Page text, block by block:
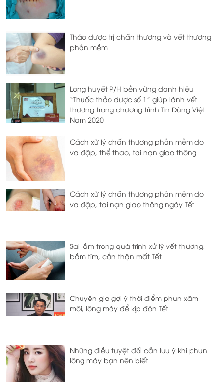
Thảo dược trị chấn thương và vết thương
phần mềm
Long huyết P/H bền vững danh hiệu
“Thuốc thảo dược số 1” giúp lành vết
thương trong chương trình Tin Dùng Việt
Nam 2020
Cách xử lý chấn thương phần mềm do
va đập, thể thao, tai nạn giao thông
Cách xử lý chấn thương phần mềm do
va đập, tai nạn giao thông ngày Tết
Sai lầm trong quá trình xử lý vết thương,
bầm tím, cẩn thận mất Tết
Chuyên gia gợi ý thời điểm phun xăm
môi, lông mày để kịp đón Tết
Những điều tuyệt đối cần lưu ý khi phun
lông mày bạn nên biết